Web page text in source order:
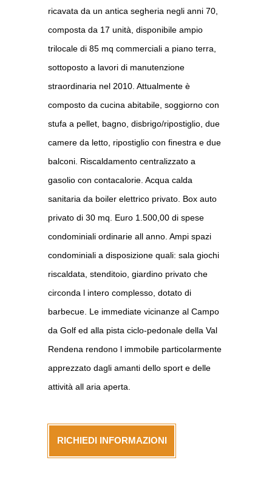
ricavata da un antica segheria negli anni 70,
composta da 17 unità, disponibile ampio
trilocale di 85 mq commerciali a piano terra,
sottoposto a lavori di manutenzione
straordinaria nel 2010. Attualmente è
composto da cucina abitabile, soggiorno con
stufa a pellet, bagno, disbrigo/ripostiglio, due
camere da letto, ripostiglio con finestra e due
balconi. Riscaldamento centralizzato a
gasolio con contacalorie. Acqua calda
sanitaria da boiler elettrico privato. Box auto
privato di 30 mq. Euro 1.500,00 di spese
condominiali ordinarie all anno. Ampi spazi
condominiali a disposizione quali: sala giochi
riscaldata, stenditoio, giardino privato che
circonda l intero complesso, dotato di
barbecue. Le immediate vicinanze al Campo
da Golf ed alla pista ciclo-pedonale della Val
Rendena rendono l immobile particolarmente
apprezzato dagli amanti dello sport e delle
attività all aria aperta.
RICHIEDI INFORMAZIONI